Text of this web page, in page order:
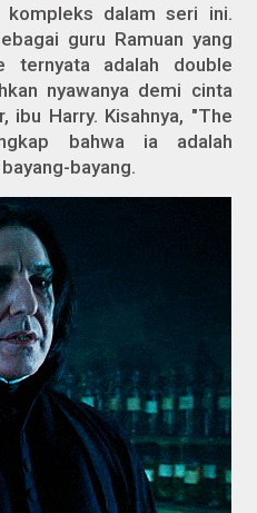
kompleks dalam seri ini.
guru Ramuan yang
ternyata adalah double
nyawanya demi cinta
ibu Harry. Kisahnya, "The
bahwa ia adalah
bayang.